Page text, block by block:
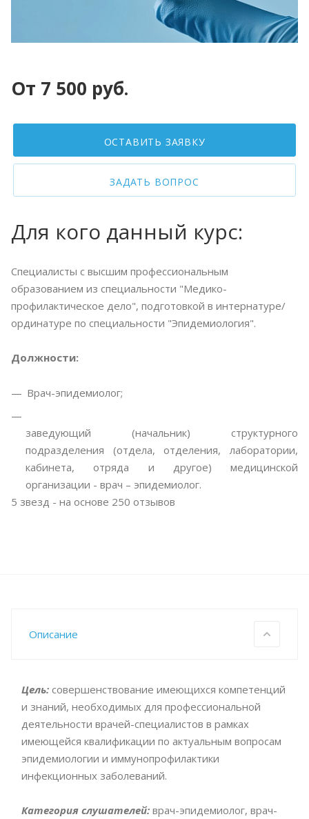
От 7 500 руб.
ОСТАВИТЬ ЗАЯВКУ
ЗАДАТЬ ВОПРОС
Для кого данный курс:
Специалисты с высшим профессиональным
образованием из специальности "Медико-
профилактическое дело", подготовкой в интернатуре/
ординатуре по специальности "Эпидемиология".
Должности:
Врач-эпидемиолог;
заведующий (начальник) структурного
подразделения (отдела, отделения, лаборатории,
кабинета, отряда и другое) медицинской
организации - врач – эпидемиолог.
5 звезд - на основе 250 отзывов
Описание
Цель: совершенствование имеющихся компетенций
и знаний, необходимых для профессиональной
деятельности врачей-специалистов в рамках
имеющейся квалификации по актуальным вопросам
эпидемиологии и иммунопрофилактики
инфекционных заболеваний.
Категория слушателей: врач-эпидемиолог, врач-